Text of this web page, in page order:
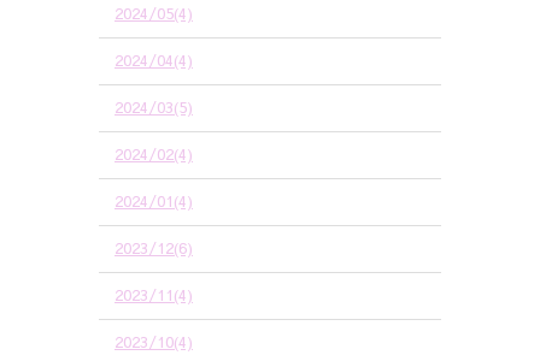
2024/05(4)
2024/04(4)
2024/03(5)
2024/02(4)
2024/01(4)
2023/12(6)
2023/11(4)
2023/10(4)